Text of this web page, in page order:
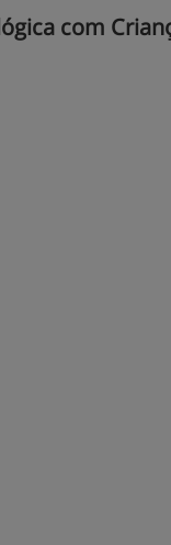
com